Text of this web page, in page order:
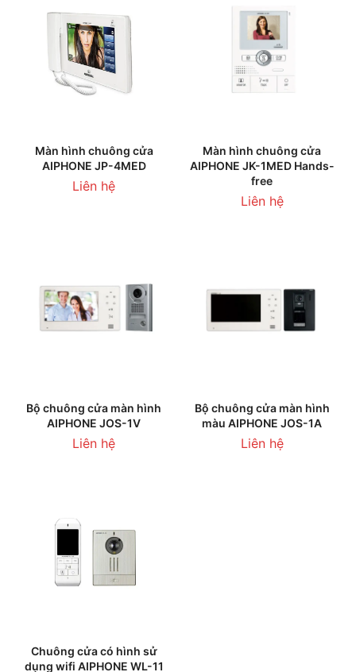
Màn hình chuông cửa
AIPHONE JP-4MED
Liên hệ
Màn hình chuông cửa
AIPHONE JK-1MED Hands-
free
Liên hệ
Bộ chuông cửa màn hình
AIPHONE JOS-1V
Liên hệ
Bộ chuông cửa màn hình
màu AIPHONE JOS-1A
Liên hệ
Chuông cửa có hình sử
dụng wifi AIPHONE WL-11